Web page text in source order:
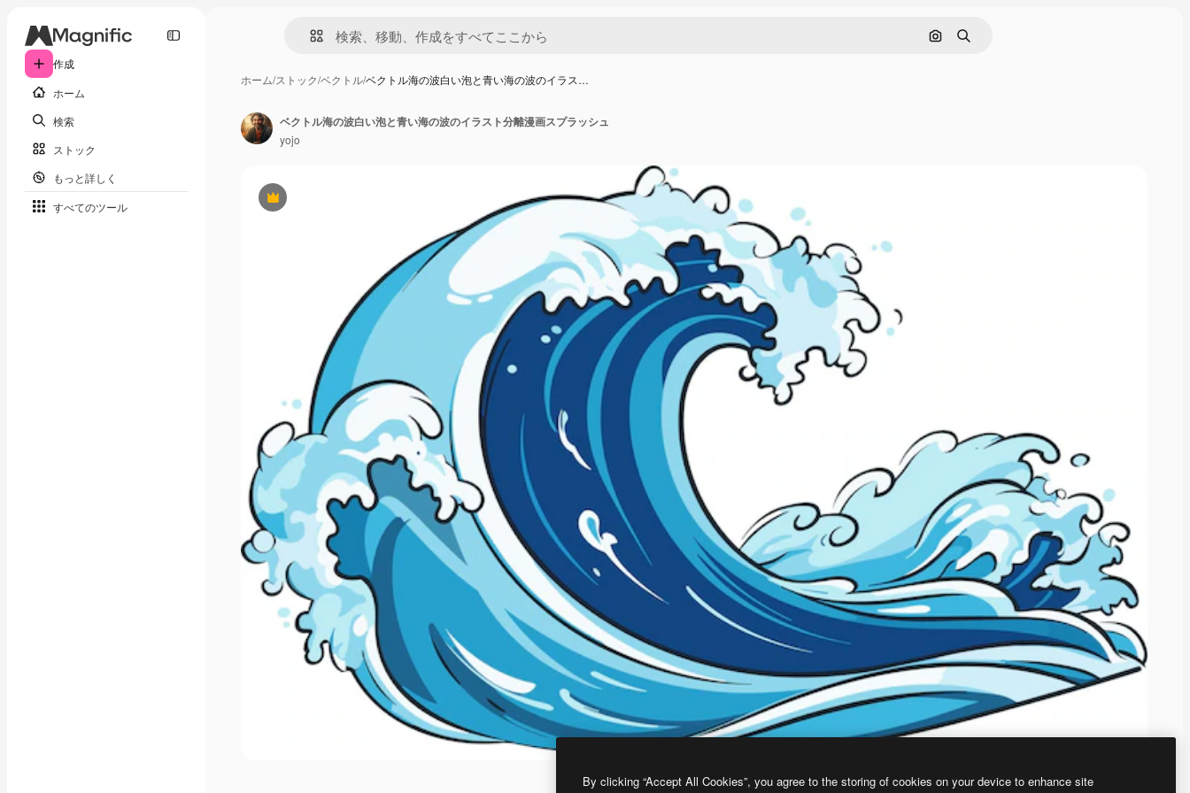
作成
ホーム
検索
ストック
もっと詳しく
すべてのツール
画像で検索
検索
ホーム/ストック/ベクトル/ベクトル海の波白い泡と青い海の波のイラス…
Premium
ベクトル海の波白い泡と青い海の波のイラスト分離漫画スプラッシュ
yojo
By clicking “Accept All Cookies”, you agree to the storing of cookies on your device to enhance site